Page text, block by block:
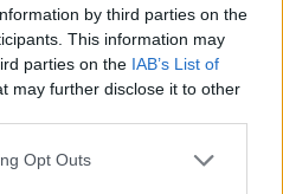
by third parties on the
This information may
parties on the IAB’s List of
may further disclose it to other
Opt Outs
hogy biztosan
halászlébe jellemzően
a mohácsit főzhetjük jó
a komárominál pedig
van a hangsúly.